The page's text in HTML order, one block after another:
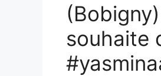
souhaite